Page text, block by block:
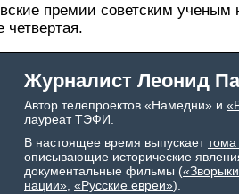
премии советским ученым
четвертая.
Журналист Леонид
Автор телепроектов «Намедни» и
лауреат ТЭФИ.
В настоящее время выпускает
описывающие исторические
документальные фильмы (
нации» «Русские евреи»).